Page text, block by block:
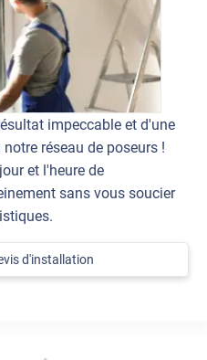
impeccable et d'une
réseau de poseurs !
et l'heure de
sans vous soucier
d'installation